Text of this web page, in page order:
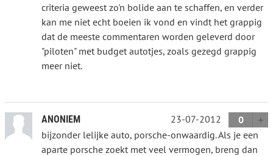
criteria geweest zo'n bolide aan te schaffen, en verder
kan me niet echt boeien ik vond en vindt het grappig
dat de meeste commentaren worden geleverd door
"piloten" met budget autotjes, zoals gezegd grappig
meer niet.
ANONIEM 23-07-2012
0
bijzonder lelijke auto, porsche-onwaardig. Als je een
aparte porsche zoekt met veel vermogen, breng dan